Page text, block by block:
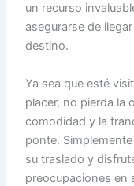
un recurso
asegurarse de
destino.
Ya sea que esté
placer, no pierda la
comodidad y la
ponte.
su traslado y
preocupaciones en